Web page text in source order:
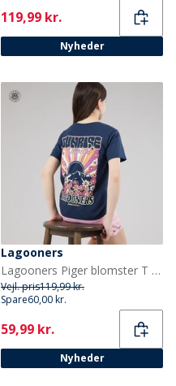
Current
119,99 kr.
Nyheder
Lagooners
Lagooners Piger blomster T shirt Navy
Vejl. pris119,99 kr.
Spare60,00 kr.
Current
59,99 kr.
Nyheder